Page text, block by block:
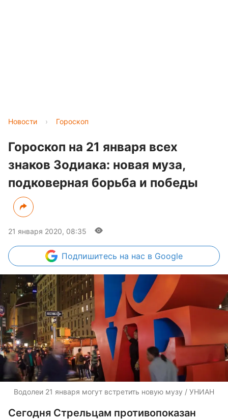
Новости › Гороскоп
Гороскоп на 21 января всех
знаков Зодиака: новая муза,
подковерная борьба и победы
21 января 2020, 08:35
Подпишитесь на нас в Google
Водолеи 21 января могут встретить новую музу / УНИАН
Сегодня Стрельцам противопоказан